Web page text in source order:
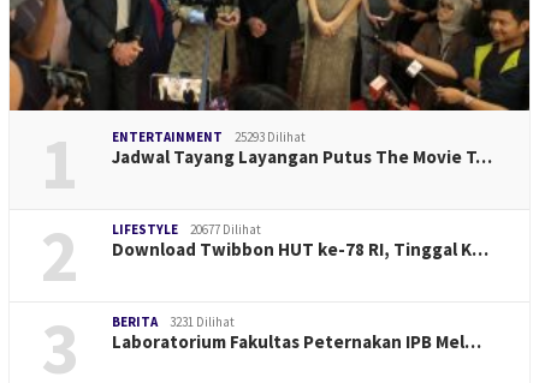
1 ENTERTAINMENT 25293 Dilihat
Jadwal Tayang Layangan Putus The Movie T…
2 LIFESTYLE 20677 Dilihat
Download Twibbon HUT ke-78 RI, Tinggal K…
3 BERITA 3231 Dilihat
Laboratorium Fakultas Peternakan IPB Mel…